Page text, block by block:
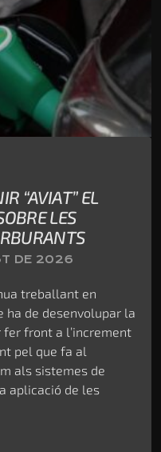
“AVIAT” EL
LES
DE 2026
treballant en
ha de desenvolupar la
front a l’increment
pel que fa al
als sistemes de
aplicació de les